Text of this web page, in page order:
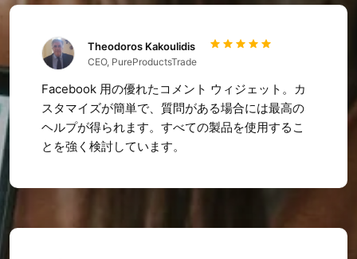
Theodoros Kakoulidis
CEO, PureProductsTrade
Facebook 用の優れたコメント ウィジェット。カ
スタマイズが簡単で、質問がある場合には最高の
ヘルプが得られます。すべての製品を使用するこ
とを強く検討しています。